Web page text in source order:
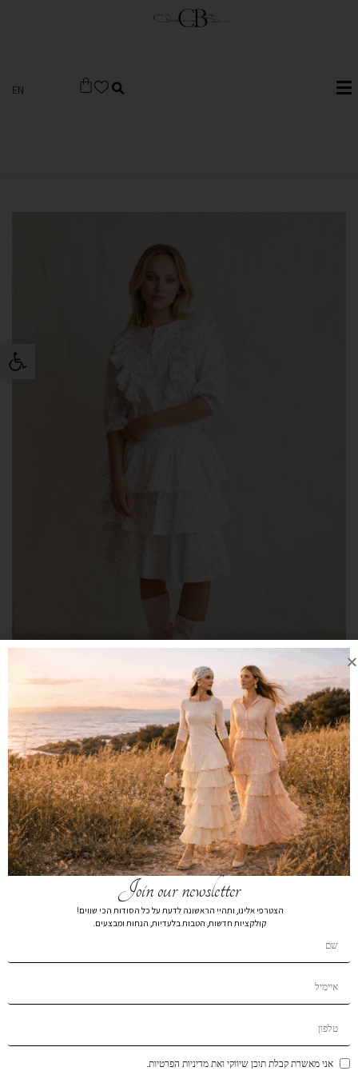
פתח
EN
חצאית קומות פרחונית לבן
₪299
₪149 חצאית קומות פרחונית 7888
צבע
מידה
M
L
הרכב בד:
הוסף לרשימת המשאלות
Join our newsletter
הצטרפי אלינו, ותהיי הראשונה לדעת על כל הסודות הכי שווים!
קולקציות חדשות, הטבות בלעדיות, הנחות ומבצעים.
אני מאשרת קבלת תוכן שיווקי ואת מדיניות הפרטיות.